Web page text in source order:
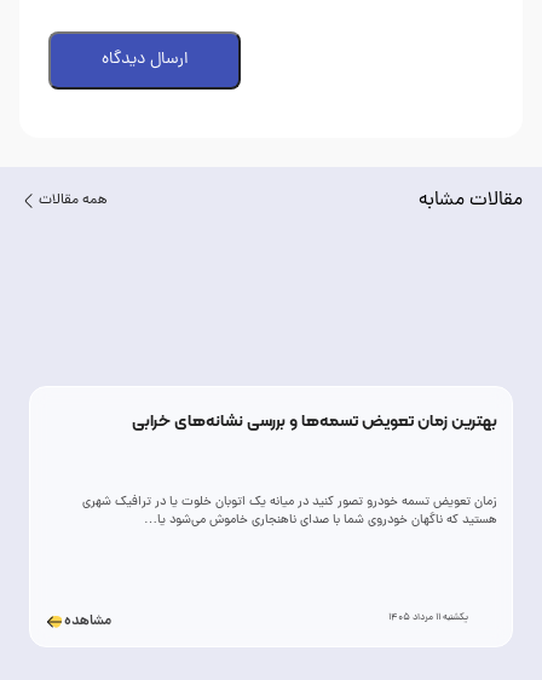
ارسال دیدگاه
مقالات مشابه همه مقالات
بهترین زمان تعویض تسمه‌ها و بررسی نشانه‌های خرابی
زمان تعویض تسمه خودرو تصور کنید در میانه یک اتوبان خلوت یا در ترافیک شهری
هستید که ناگهان خودروی شما با صدای ناهنجاری خاموش می‌شود یا…
یکشنبه 11 مرداد 1405 مشاهده